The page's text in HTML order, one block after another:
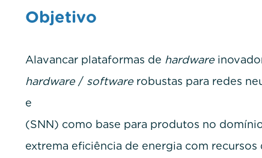
Objetivo
Alavancar plataformas de hardware
hardware/ softwarerobustas para redes
e redes
(SNN) como base para produtos no
extrema eficiência de energia com